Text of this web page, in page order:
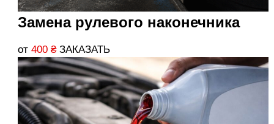
Замена рулевого наконечника
от 400 ₴ ЗАКАЗАТЬ